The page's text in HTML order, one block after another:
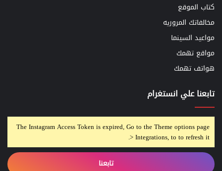
كتاب الموقع
مخالفاتك المروريه
مواعيد السينما
مواقع تهمك
هواتف تهمك
تابعنا علي انستغرام
The Instagram Access Token is expired, Go to the Theme options page
> Integrations, to to refresh it.
تابعنا